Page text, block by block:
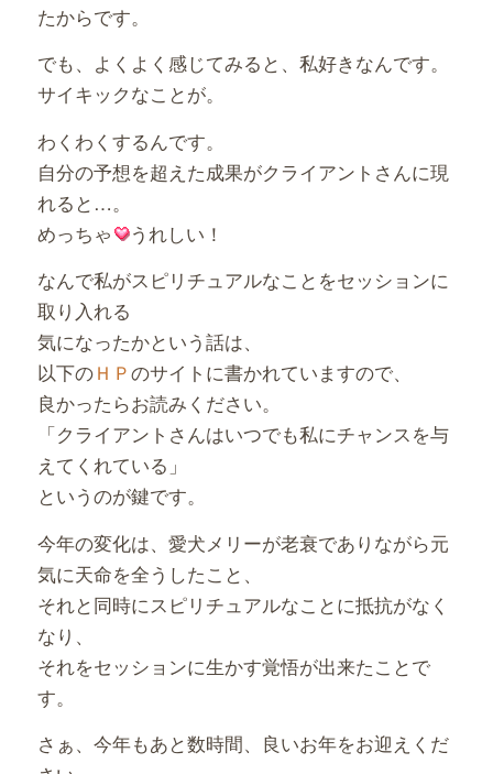
たからです。
でも、よくよく感じてみると、私好きなんです。
サイキックなことが。
わくわくするんです。
自分の予想を超えた成果がクライアントさんに現
れると…。
めっちゃ
うれしい！
なんで私がスピリチュアルなことをセッションに
取り入れる
気になったかという話は、
以下のＨＰのサイトに書かれていますので、
良かったらお読みください。
「クライアントさんはいつでも私にチャンスを与
えてくれている」
というのが鍵です。
今年の変化は、愛犬メリーが老衰でありながら元
気に天命を全うしたこと、
それと同時にスピリチュアルなことに抵抗がなく
なり、
それをセッションに生かす覚悟が出来たことで
す。
さぁ、今年もあと数時間、良いお年をお迎えくだ